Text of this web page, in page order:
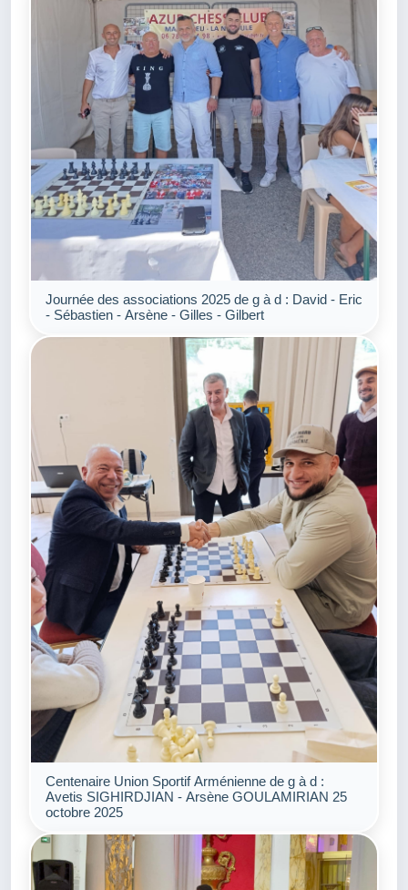
Journée des associations 2025 de g à d : David - Eric
- Sébastien - Arsène - Gilles - Gilbert
Centenaire Union Sportif Arménienne de g à d :
Avetis SIGHIRDJIAN - Arsène GOULAMIRIAN 25
octobre 2025